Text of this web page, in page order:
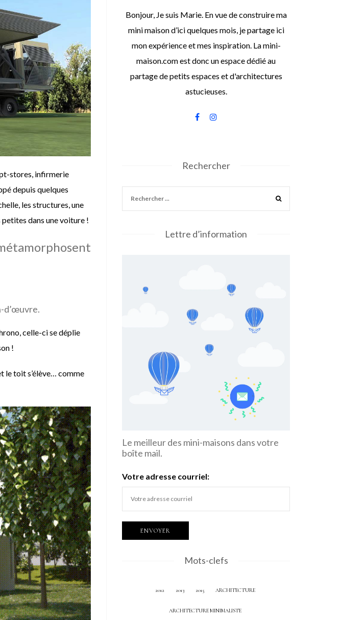
stores, infirmerie
depuis quelques
les structures, une
dans une voiture !
d’œuvre.
celle-ci se déplie
!
le toit s’élève… comme
Bonjour, Je suis Marie. En vue de construire ma
mini maison d’ici quelques mois, je partage ici
mon expérience et mes inspiration. La mini-
maison.com est donc un espace dédié au
partage de petits espaces et d'architectures
astucieuses.
Rechercher
Lettre d’information
Le meilleur des mini-maisons dans votre
boîte mail.
Votre adresse courriel:
Mots-clefs
2012 2013 2015 ARCHITECTURE
ARCHITECTURE MINIMALISTE